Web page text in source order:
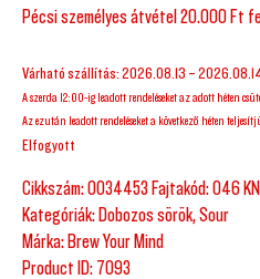
Pécsi személyes átvétel 20.000 Ft
Várható szállítás: 2026.08.13 –
A szerda 12:00-ig leadott rendeléseket az adott héten
Az ezután leadott rendeléseket a következő héten
Elfogyott
Cikkszám:0034453 Fajtakód: 046
Kategóriák:Dobozos sörök,Sour
Márka:Brew Your Mind
Product ID:7093